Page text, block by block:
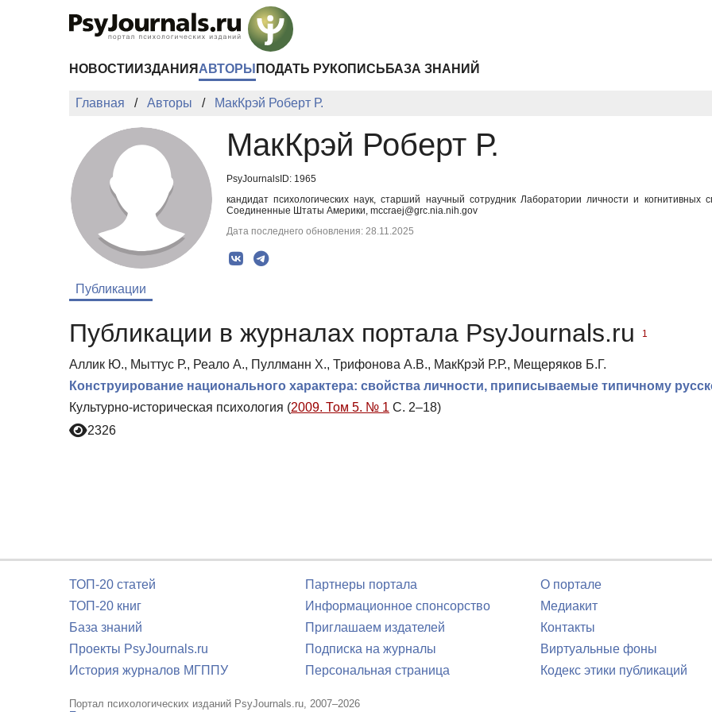
НОВОСТИ ИЗДАНИЯ АВТОРЫ ПОДАТЬ РУКОПИСЬ БАЗА ЗНАНИЙ
Главная Авторы МакКрэй Роберт Р.
МакКрэй Роберт Р.
PsyJournalsID: 1965
кандидат психологических наук, старший научный сотрудник Лаборатории личности и
Соединенные Штаты Америки, mccraej@grc.nia.nih.gov
Дата последнего обновления: 28.11.2025
Публикации
Публикации в журналах портала PsyJournals.ru 1
Аллик Ю., Мыттус Р., Реало А., Пуллманн Х., Трифонова А.В., МакКрэй Р.Р., Мещеряков Б.Г.
Конструирование национального характера: свойства личности, приписываемые типичному
Культурно-историческая психология (2009. Том 5. № 1 С. 2–18)
2326
ТОП-20 статей
ТОП-20 книг
База знаний
Проекты PsyJournals.ru
История журналов МГППУ
Партнеры портала
Информационное спонсорство
Приглашаем издателей
Подписка на журналы
Персональная страница
О портале
Медиакит
Контакты
Виртуальные фоны
Кодекс этики публикаций
Портал психологических изданий PsyJournals.ru, 2007–2026